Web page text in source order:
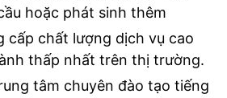
hoặc phát sinh thêm
cấp chất lượng dịch vụ cao
thấp nhất trên thị trường.
tâm chuyên đào tạo tiếng